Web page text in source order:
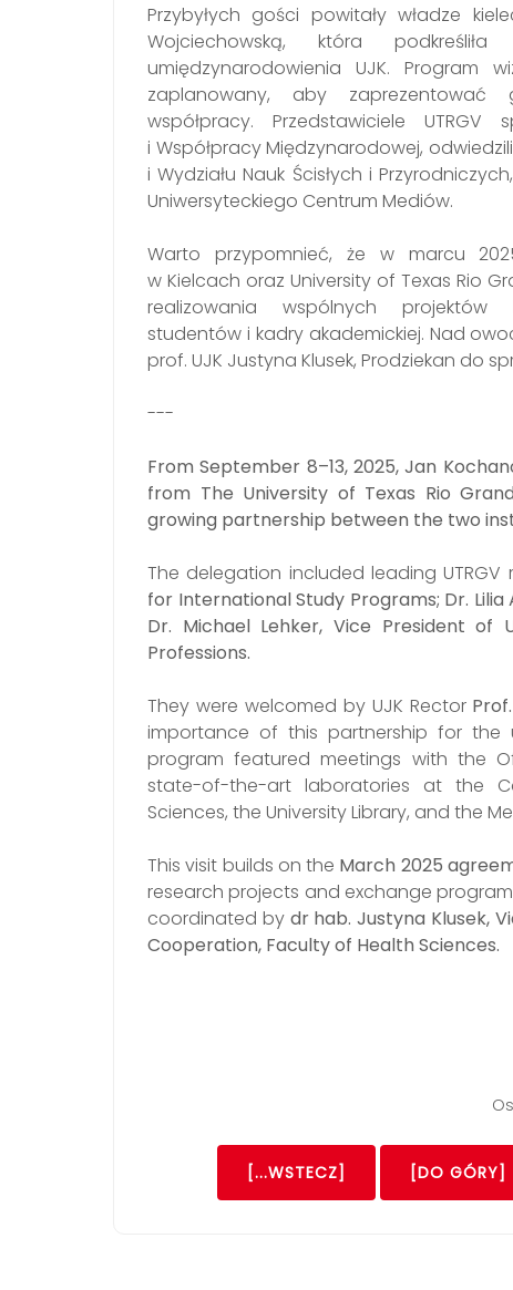
Przybyłych gości powitały władze
Wojciechowską, która
umiędzynarodowienia UJK. Program
zaplanowany, aby zaprezentować
współpracy. Przedstawiciele
i Współpracy Międzynarodowej,
i Wydziału Nauk Ścisłych i
Uniwersyteckiego Centrum Mediów.
Warto przypomnieć, że w marcu
w Kielcach oraz University of Texas Rio
realizowania wspólnych
studentów i kadry akademickiej. Nad
prof. UJK Justyna Klusek, Prodziekan do
---
From September 8–13, 2025, Jan
from The University of Texas Rio
growing partnership between the two
The delegation included leading UTRGV
for International Study Programs; Dr.
Dr. Michael Lehker, Vice President
Professions.
They were welcomed by UJK Rector
importance of this partnership for the
program featured meetings with the
state-of-the-art laboratories at the
Sciences, the University Library, and the
This visit builds on the March 2025
research projects and exchange
coordinated by dr hab. Justyna Klusek,
Cooperation, Faculty of Health Sciences.
[...WSTECZ] [DO GÓRY]